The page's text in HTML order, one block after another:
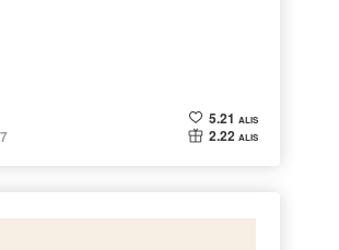
5.21 ALIS
2.22 ALIS